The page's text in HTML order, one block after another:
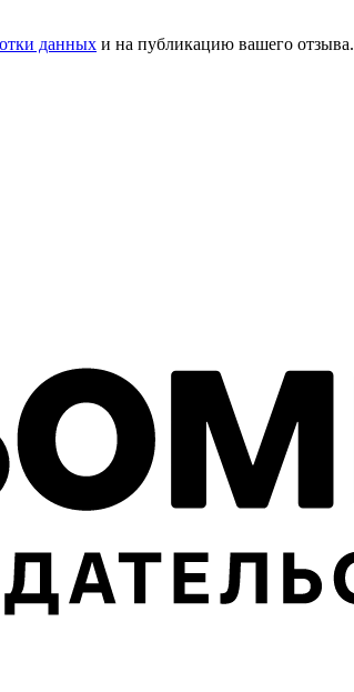
данных и на публикацию вашего отзыва.